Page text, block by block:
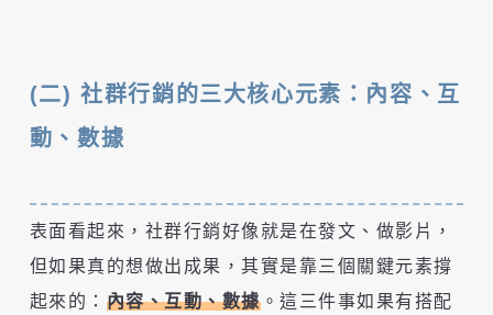
(二) 社群行銷的三大核心元素：內容、互
動、數據
表面看起來，社群行銷好像就是在發文、做影片，
但如果真的想做出成果，其實是靠三個關鍵元素撐
起來的： 內容、互動、數據。這三件事如果有搭配